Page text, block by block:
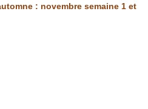
: novembre semaine 1 et